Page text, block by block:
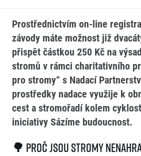
Běžecké série
Běžecká liga
O běžecké lize
Jak to funguje
Výsledky běžecké ligy
SuperHalfs
projekt SuperHalfs
SuperHalfs FAQ
EuroHeroes
Projekt EuroHeroes
Seznam závodů
EuroHeroes Challenge 2025
Napoli Running
O Napoli Running
Projekt RunCzech Halfs
Prostřednictvím on-line
závody máte možnost již
přispět částkou 250 Kč na
stromů v rámci charitativního
pro stromy“ s Nadací
prostředky nadace využije k
cest a stromořadí kolem
iniciativy Sázíme budoucnost.
🌳 Proč jsou stromy